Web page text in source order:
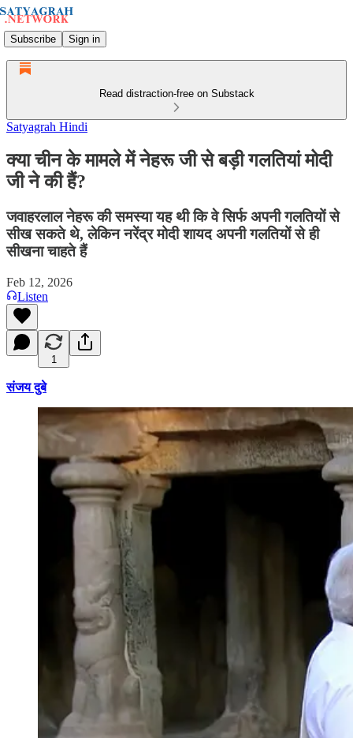
Subscribe Sign in
Read distraction-free on Substack
Satyagrah Hindi
क्या चीन के मामले में नेहरू जी से बड़ी गलतियां मोदी
जी ने की हैं?
जवाहरलाल नेहरू की समस्या यह थी कि वे सिर्फ अपनी गलतियों से
सीख सकते थे, लेकिन नरेंद्र मोदी शायद अपनी गलतियों से ही
सीखना चाहते हैं
Feb 12, 2026
Listen
1
संजय दुबे